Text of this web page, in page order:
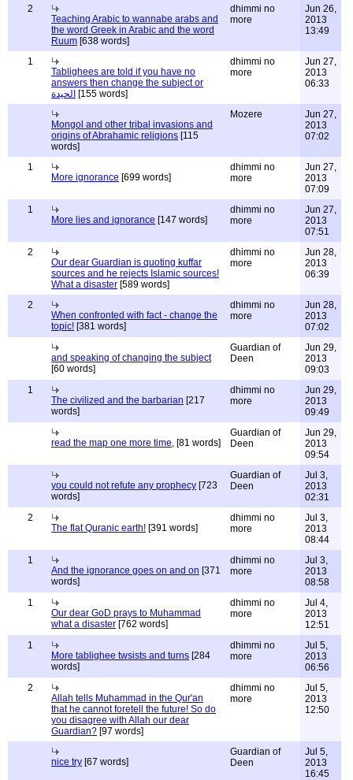
2
Teaching Arabic to wannabe arabs and
the word Greek in Arabic and the word
Ruum [638 words]
dhimmi no
more
Jun 26,
2013
13:49
1
Tablighees are told if you have no
answers then change the subject or
الحيدة
[155 words]
dhimmi no
more
Jun 27,
2013
06:33
Mongol and other tribal invasions and
origins of Abrahamic religions [115
words]
Mozere
Jun 27,
2013
07:02
1
More ignorance [699 words]
dhimmi no
more
Jun 27,
2013
07:09
1
More lies and ignorance [147 words]
dhimmi no
more
Jun 27,
2013
07:51
2
Our dear Guardian is quoting kuffar
sources and he rejects Islamic sources!
What a disaster [589 words]
dhimmi no
more
Jun 28,
2013
06:39
2
When confronted with fact - change the
topic! [381 words]
dhimmi no
more
Jun 28,
2013
07:02
and speaking of changing the subject
[60 words]
Guardian of
Deen
Jun 29,
2013
09:03
1
The civilized and the barbarian [217
words]
dhimmi no
more
Jun 29,
2013
09:49
read the map one more time, [81 words]
Guardian of
Deen
Jun 29,
2013
09:54
you could not refute any prophecy [723
words]
Guardian of
Deen
Jul 3,
2013
02:31
2
The flat Quranic earth! [391 words]
dhimmi no
more
Jul 3,
2013
08:44
1
And the ignorance goes on and on [371
words]
dhimmi no
more
Jul 3,
2013
08:58
1
Our dear GoD prays to Muhammad
what a disaster [762 words]
dhimmi no
more
Jul 4,
2013
12:51
1
More tablighee twsists and turns [284
words]
dhimmi no
more
Jul 5,
2013
06:56
2
Allah tells Muhammad in the Qur'an
that he cannot foretell the future! So do
you disagree with Allah our dear
Guardian? [97 words]
dhimmi no
more
Jul 5,
2013
12:50
nice try [67 words]
Guardian of
Deen
Jul 5,
2013
16:45